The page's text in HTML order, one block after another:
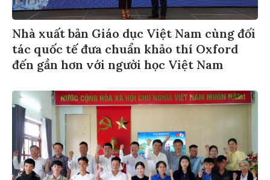
Nhà xuất bản Giáo dục Việt Nam cùng đối
tác quốc tế đưa chuẩn khảo thí Oxford
đến gần hơn với người học Việt Nam